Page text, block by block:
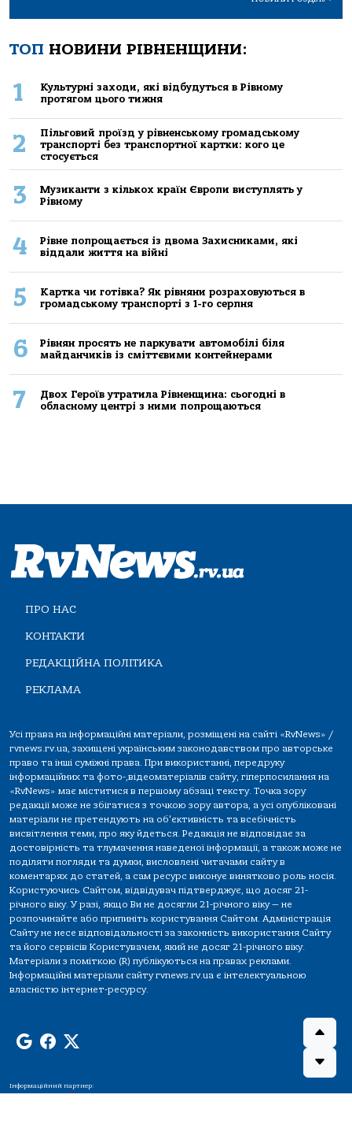
ТОП НОВИНИ РІВНЕНЩИНИ:
1
Культурні заходи, які відбудуться в Рівному
протягом цього тижня
2
Пільговий проїзд у рівненському громадському
транспорті без транспортної картки: кого це
стосується
3
Музиканти з кількох країн Європи виступлять у
Рівному
4
Рівне попрощається із двома Захисниками, які
віддали життя на війні
5
Картка чи готівка? Як рівняни розраховуються в
громадському транспорті з 1-го серпня
6
Рівнян просять не паркувати автомобілі біля
майданчиків із сміттєвими контейнерами
7
Двох Героїв утратила Рівненщина: сьогодні в
обласному центрі з ними попрощаються
ПРО НАС
КОНТАКТИ
РЕДАКЦІЙНА ПОЛІТИКА
РЕКЛАМА
Усі права на інформаційні матеріали, розміщені на сайті «RvNews» /
rvnews.rv.ua, захищені українським законодавством про авторське
право та інші суміжні права. При використанні, передруку
інформаційних та фото-,відеоматеріалів сайту, гіперпосилання на
«RvNews» має міститися в першому абзаці тексту. Точка зору
редакції може не збігатися з точкою зору автора, а усі опубліковані
матеріали не претендують на об'єктивність та всебічність
висвітлення теми, про яку йдеться. Редакція не відповідає за
достовірність та тлумачення наведеної інформації, а також може не
поділяти погляди та думки, висловлені читачами сайту в
коментарях до статей, а сам ресурс виконує винятково роль носія.
Користуючись Сайтом, відвідувач підтверджує, що досяг 21-
річного віку. У разі, якщо Ви не досягли 21-річного віку — не
розпочинайте або припиніть користування Сайтом. Адміністрація
Сайту не несе відповідальності за законність використання Сайту
та його сервісів Користувачем, який не досяг 21-річного віку.
Матеріали з поміткою (R) публікуються на правах реклами.
Інформаційні матеріали сайту rvnews.rv.ua є інтелектуальною
власністю інтернет-ресурсу.
Інформаційний партнер: